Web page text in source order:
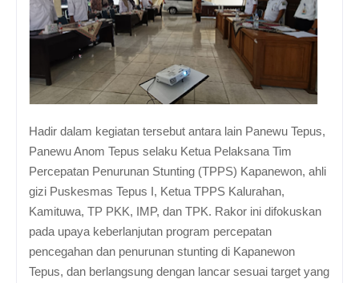
Hadir dalam kegiatan tersebut antara lain Panewu Tepus,
Panewu Anom Tepus selaku Ketua Pelaksana Tim
Percepatan Penurunan Stunting (TPPS) Kapanewon, ahli
gizi Puskesmas Tepus I, Ketua TPPS Kalurahan,
Kamituwa, TP PKK, IMP, dan TPK. Rakor ini difokuskan
pada upaya keberlanjutan program percepatan
pencegahan dan penurunan stunting di Kapanewon
Tepus, dan berlangsung dengan lancar sesuai target yang